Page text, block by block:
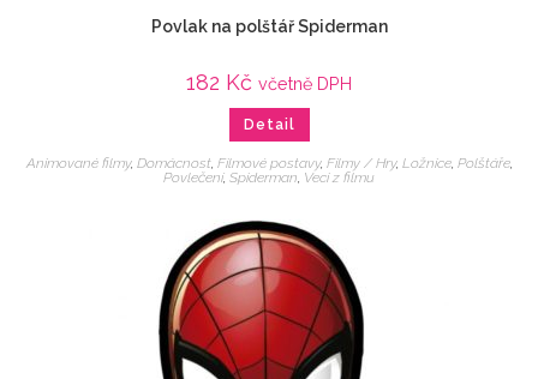
Povlak na polštář Spiderman
182 Kč včetně DPH
Detail
Animované filmy, Domácnost, Filmové postavy, Filmy / Hry, Ložnice, Polštáře,
Povlečení, Spiderman, Veci z filmu